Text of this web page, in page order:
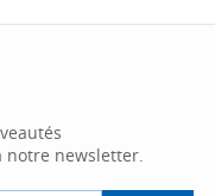
notre newsletter.